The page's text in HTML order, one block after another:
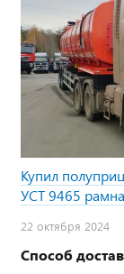
Купил
УСТ 9465
22 октября 2024
Способ